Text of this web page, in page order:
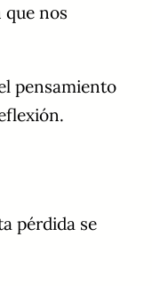
nos
pensamiento
pérdida se